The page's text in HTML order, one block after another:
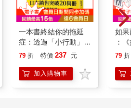
一本書終結你的拖延
症：透過「小行動」打
開大腦的行動開關，懶
的37個科學方法
79 折 特價 237 元
加入購物車
如
：
喵
79 折